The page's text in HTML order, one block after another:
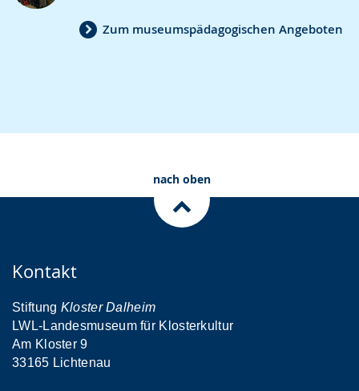
Zum museumspädagogischen Angeboten
nach oben
Kontakt
Stiftung Kloster Dalheim
LWL-Landesmuseum für Klosterkultur
Am Kloster 9
33165 Lichtenau